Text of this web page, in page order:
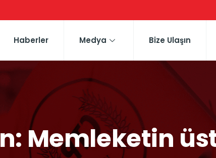
Haberler Medya Bize Ulaşın
Memleketin